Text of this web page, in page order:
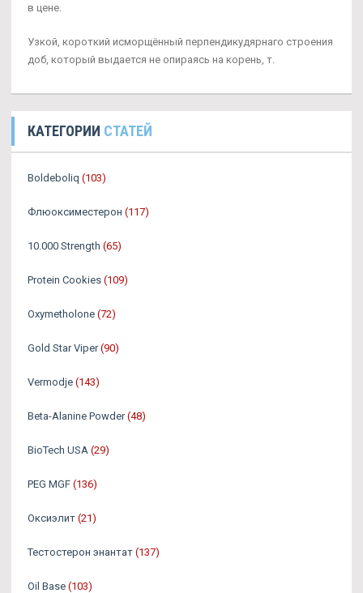
в цене.
Узкой, короткий исморщённый перпендикудярнаго строения
доб, который выдается не опираясь на корень, т.
КАТЕГОРИИ СТАТЕЙ
Boldeboliq (103)
Флюоксиместерон (117)
10.000 Strength (65)
Protein Cookies (109)
Oxymetholone (72)
Gold Star Viper (90)
Vermodje (143)
Beta-Alanine Powder (48)
BioTech USA (29)
PEG MGF (136)
Оксиэлит (21)
Тестостерон энантат (137)
Oil Base (103)